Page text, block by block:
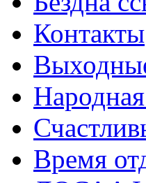
Контакты
Время